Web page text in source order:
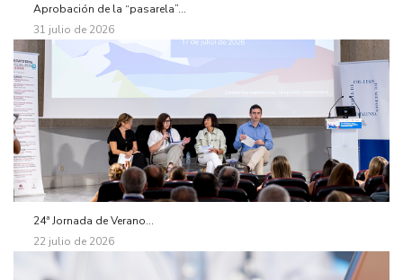
Aprobación de la “pasarela”...
31 julio de 2026
24ª Jornada de Verano...
22 julio de 2026